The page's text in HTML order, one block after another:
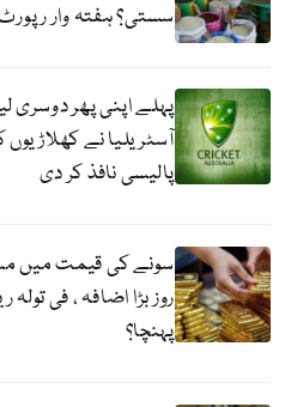
سستی؟ ہفتہ وار
پہلے اپنی پھر دوسری
آسٹریلیا نے
پالیسی نافذ کر دی
سونے کی قیمت میں
روز بڑا اضافہ ، فی
پہنچا؟